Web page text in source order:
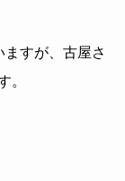
すが、古屋さ
。